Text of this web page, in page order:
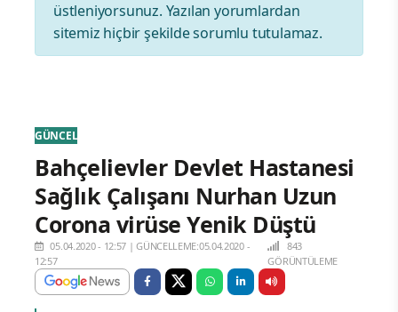
üstleniyorsunuz. Yazılan yorumlardan
sitemiz hiçbir şekilde sorumlu tutulamaz.
GÜNCEL
Bahçelievler Devlet Hastanesi
Sağlık Çalışanı Nurhan Uzun
Corona virüse Yenik Düştü
05.04.2020 - 12:57 |GÜNCELLEME:05.04.2020 -
12:57
843
GÖRÜNTÜLEME